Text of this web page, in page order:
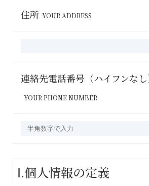
住所 YOUR ADDRESS
連絡先電話番号（ハイフンなし
YOUR PHONE NUMBER
Ⅰ.個人情報の定義